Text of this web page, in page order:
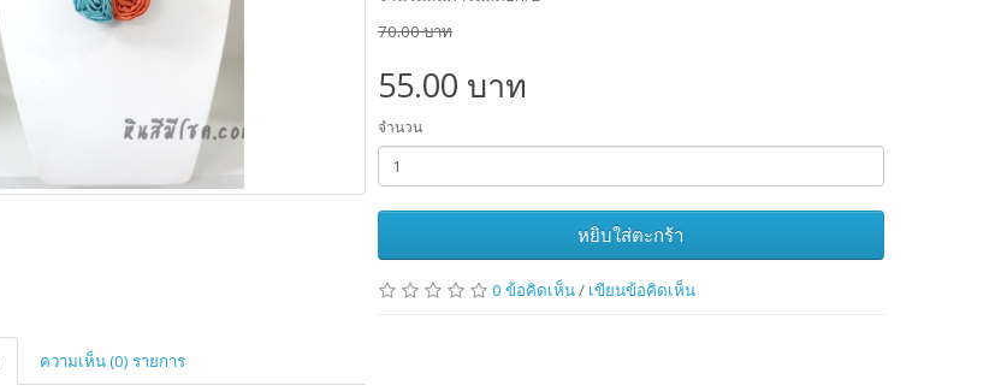
ความเห็น (0) รายการ
70.00 บาท
55.00 บาท
จำนวน
หยิบใส่ตะกร้า
0 ข้อคิดเห็น/ เขียนข้อคิดเห็น